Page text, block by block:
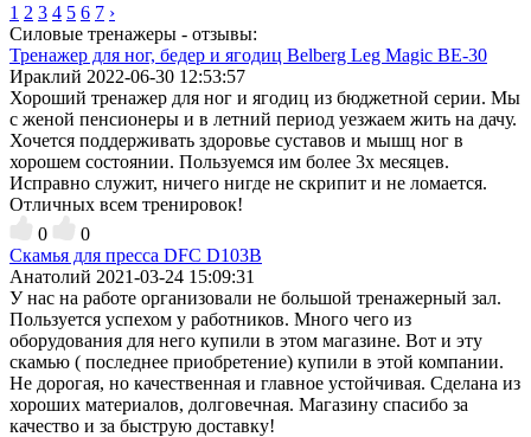
1 2 3 4 5 6 7 ›
Силовые тренажеры - отзывы:
Тренажер для ног, бедер и ягодиц Belberg Leg Magic BE-30
Ираклий 2022-06-30 12:53:57
Хороший тренажер для ног и ягодиц из бюджетной серии. Мы
с женой пенсионеры и в летний период уезжаем жить на дачу.
Хочется поддерживать здоровье суставов и мышц ног в
хорошем состоянии. Пользуемся им более 3х месяцев.
Исправно служит, ничего нигде не скрипит и не ломается.
Отличных всем тренировок!
0
0
Скамья для пресса DFC D103B
Анатолий 2021-03-24 15:09:31
У нас на работе организовали не большой тренажерный зал.
Пользуется успехом у работников. Много чего из
оборудования для него купили в этом магазине. Вот и эту
скамью ( последнее приобретение) купили в этой компании.
Не дорогая, но качественная и главное устойчивая. Сделана из
хороших материалов, долговечная. Магазину спасибо за
качество и за быструю доставку!